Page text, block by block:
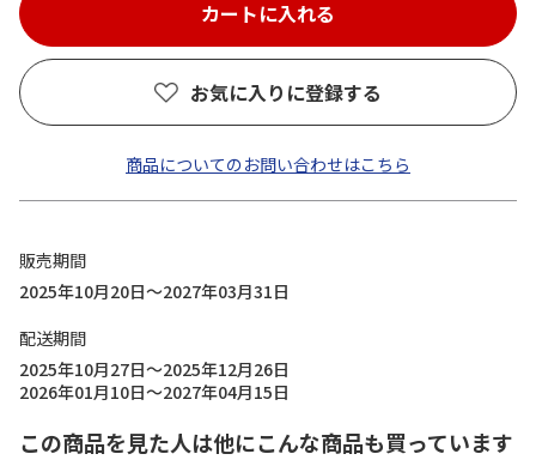
お気に入りに登録する
商品についてのお問い合わせはこちら
販売期間
2025年10月20日～2027年03月31日
配送期間
2025年10月27日～2025年12月26日
2026年01月10日～2027年04月15日
この商品を見た人は他にこんな商品も買っています